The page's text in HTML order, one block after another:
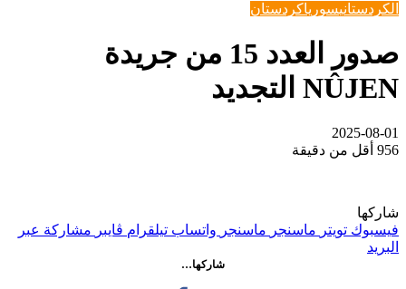
الكردستانيسورياكردستان
صدور العدد 15 من جريدة
NÛJEN التجديد
2025-08-01
956 أقل من دقيقة
شاركها
فيسبوك تويتر ماسنجر ماسنجر واتساب تيلقرام ڤايبر مشاركة عبر
البريد
شاركها…